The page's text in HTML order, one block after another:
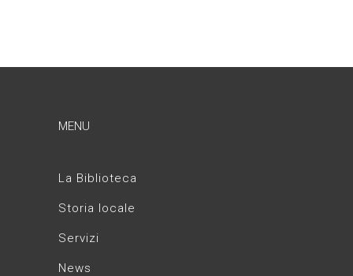
MENU
La Biblioteca
Storia locale
Servizi
News